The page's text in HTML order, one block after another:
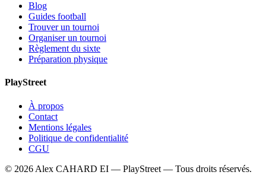
Blog
Guides football
Trouver un tournoi
Organiser un tournoi
Règlement du sixte
Préparation physique
PlayStreet
À propos
Contact
Mentions légales
Politique de confidentialité
CGU
© 2026 Alex CAHARD EI — PlayStreet — Tous droits réservés.